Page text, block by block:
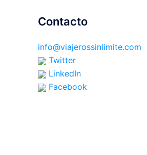
Contacto
info@viajerossinlimite.com
Twitter
LinkedIn
Facebook